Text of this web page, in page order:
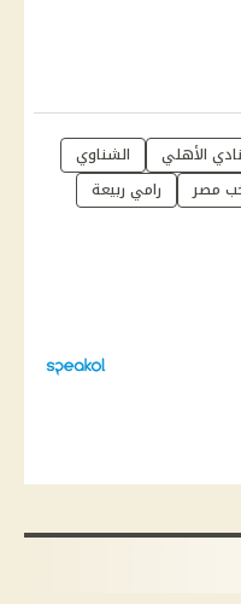
نادي الأهلي
الشناوي
مصر
رامي ربيعة